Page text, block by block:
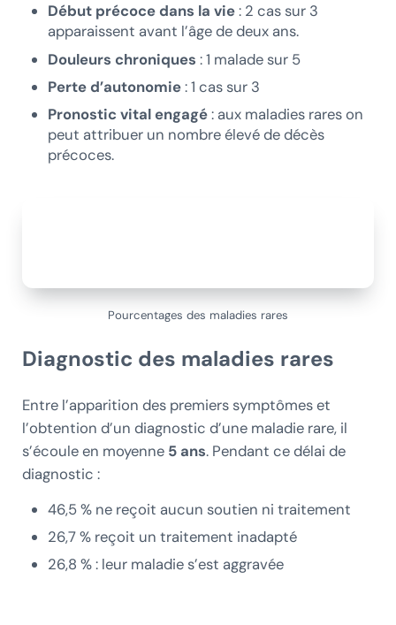
Début précoce dans la vie: 2 cas sur 3
apparaissent avant l’âge de deux ans.
Douleurs chroniques : 1 malade sur 5
Perte d’autonomie: 1 cas sur 3
Pronostic vital engagé: aux maladies rares on
peut attribuer un nombre élevé de décès
précoces.
Pourcentages des maladies rares
Diagnostic des maladies rares
Entre l’apparition des premiers symptômes et
l’obtention d’un diagnostic d’une maladie rare, il
s’écoule en moyenne 5 ans. Pendant ce délai de
diagnostic :
46,5 % ne reçoit aucun soutien ni traitement
26,7 % reçoit un traitement inadapté
26,8 % : leur maladie s’est aggravée